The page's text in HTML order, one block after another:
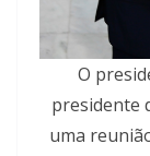
O
presidente
uma